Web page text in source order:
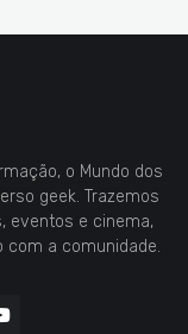
o Mundo dos
geek. Trazemos
eventos e cinema,
a comunidade.